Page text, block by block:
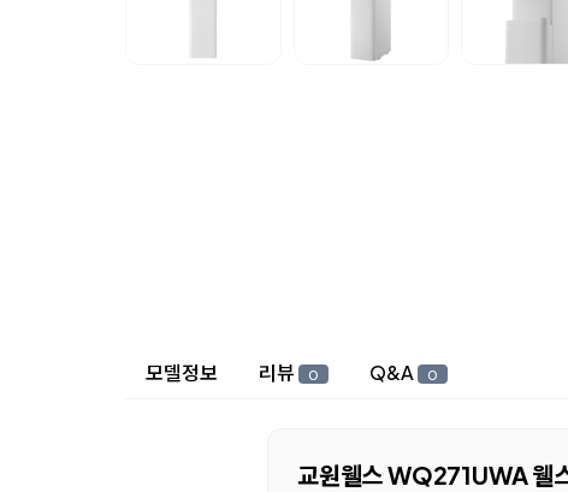
상세 정보
모델정보 리뷰 0 Q&A 0
교원웰스 WQ271UWA 웰